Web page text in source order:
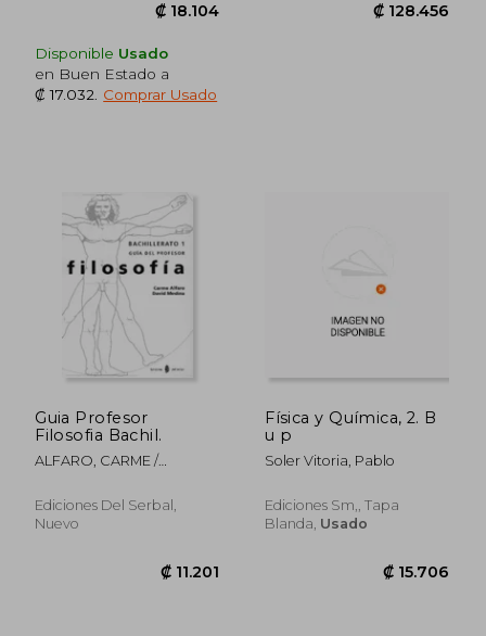
Disponible Usado
en Buen Estado a
₡ 17.032
Comprar Usado
Guia Profesor
Filosofia Bachil.
ALFARO, CARME /
Ediciones Del Serbal,
Nuevo
Física y Química, 2. B
u p
Soler Vitoria, Pablo
Ediciones Sm,, Tapa
Blanda, Usado